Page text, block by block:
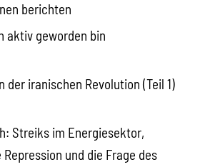
berichten
aktiv geworden bin
der iranischen Revolution (Teil 1)
Streiks im Energiesektor,
und die Frage des